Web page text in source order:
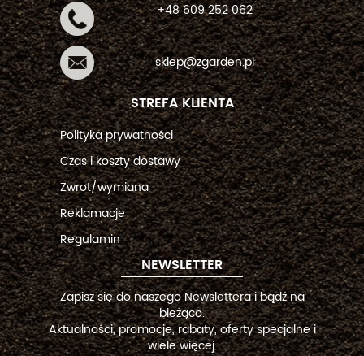
+48 609 252 062
sklep@zgarden.pl
STREFA KLIENTA
Polityka prywatności
Czas i koszty dostawy
Zwrot/wymiana
Reklamacje
Regulamin
NEWSLETTER
Zapisz się do naszego Newslettera i bądź na
bieżąco.
Aktualności, promocje, rabaty, oferty specjalne i
wiele więcej.